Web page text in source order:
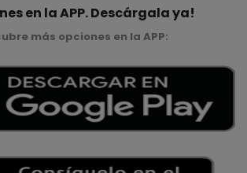
en la APP. Descárgala ya!
más opciones en la APP: